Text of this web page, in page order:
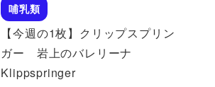
哺乳類
【今週の1枚】クリップスプリン
ガー 岩上のバレリーナ
Klippspringer